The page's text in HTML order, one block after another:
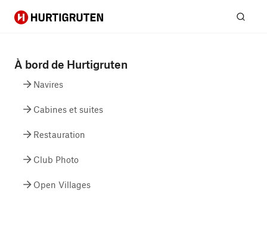
Hurtigruten
À bord de Hurtigruten
Navires
Cabines et suites
Restauration
Club Photo
Open Villages